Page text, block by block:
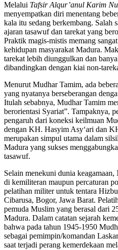
Melalui Tafsir Alqur’anul Karim
menyempatkan diri menentang
kala itu sedang berkembang. Salah
ajaran tasawuf dan tarekat yang
Praktik magis-mistis memang
kehidupan masyarakat Madura.
tarekat lebih diunggulkan dan
dibandingkan dengan kiai non-
Menurut Mudhar Tamim, ada
yang nyatanya berseberangan
Itulah sebabnya, Mudhar Tamim
berorientasi Syariat”. Tampaknya,
pengaruh dari koneksi keilmuan
dengan KH. Hasyim Asy‘ari dan
merupakan simpul utama dalam
Madura yang sukses
tasawuf.
Selain menekuni dunia
di kemiliteran maupun percaturan
pelatihan militer untuk tentara
Cibarusa, Bogor, Jawa Barat.
pemuda Muslim yang berasal dari
Madura. Dalam catatan sejarah
bahwa pada tahun 1945-1950
sebagai pemimpin/komandan
saat terjadi perang kemerdekaan